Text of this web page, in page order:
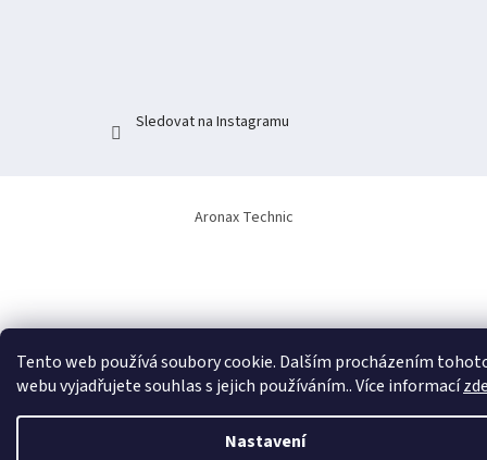
Tento web používá soubory cookie. Dalším procházením
webu vyjadřujete souhlas s jejich používáním.. Více informací
Nastavení
Sledovat na Instagramu
Aronax Technic